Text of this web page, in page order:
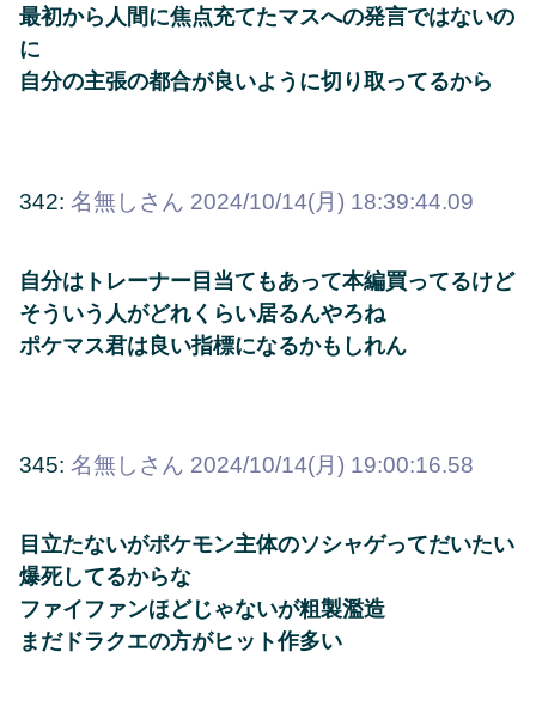
最初から人間に焦点充てたマスへの発言ではないの
に
自分の主張の都合が良いように切り取ってるから
342: 名無しさん 2024/10/14(月) 18:39:44.09
自分はトレーナー目当てもあって本編買ってるけど
そういう人がどれくらい居るんやろね
ポケマス君は良い指標になるかもしれん
345: 名無しさん 2024/10/14(月) 19:00:16.58
目立たないがポケモン主体のソシャゲってだいたい
爆死してるからな
ファイファンほどじゃないが粗製濫造
まだドラクエの方がヒット作多い